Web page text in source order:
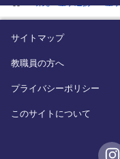
サイトマップ
教職員の方へ
プライバシーポリシー
このサイトについて